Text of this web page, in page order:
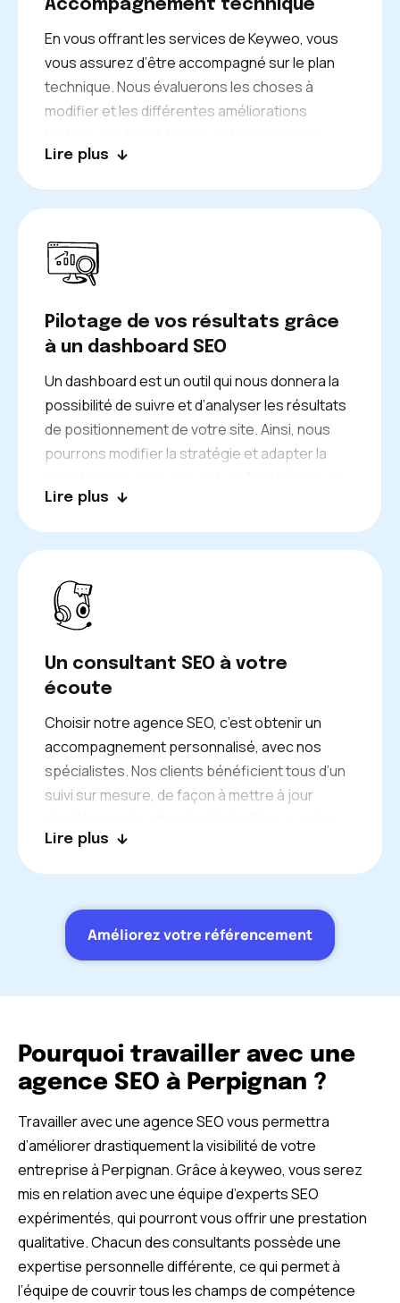
Accompagnement technique
En vous offrant les services de Keyweo, vous
vous assurez d’être accompagné sur le plan
technique. Nous évaluerons les choses à
modifier et les différentes améliorations
consultants SEO vous guideront pas à pas afin
site. Nous serons parfaitement transparents
pourrons les effectuer nous-même si cela
vous arrange. Le résultat de ces optimisations
le fonctionnement de votre site web.
Lire plus
Pilotage de vos résultats grâce
à un dashboard SEO
Un dashboard est un outil qui nous donnera la
possibilité de suivre et d’analyser les résultats
de positionnement de votre site. Ainsi, nous
pourrons modifier la stratégie et adapter la
de façon à ce que son référencement soit
par exemple, d’identifier les changements dans
lesquels se positionner. Notre équipe SEO
pourra ainsi créer et optimiser les pages du
la création du plan éditorial. Vous aurez
l’assurance d’être toujours en tête des
recherches Internet.
Lire plus
Un consultant SEO à votre
écoute
Choisir notre agence SEO, c’est obtenir un
accompagnement personnalisé, avec nos
spécialistes. Nos clients bénéficient tous d’un
suivi sur mesure, de façon à mettre à jour
référencement soit toujours optimisé. Nos
conseiller. Tant que vous serez notre client, la
réussite de votre entreprise à Perpignan sera
toujours notre priorité.
Lire plus
Améliorez votre référencement
Pourquoi travailler avec une
agence SEO à Perpignan ?
Travailler avec une agence SEO vous permettra
d’améliorer drastiquement la visibilité de votre
entreprise à Perpignan. Grâce à keyweo, vous serez
mis en relation avec une équipe d’experts SEO
expérimentés, qui pourront vous offrir une prestation
qualitative. Chacun des consultants possède une
expertise personnelle différente, ce qui permet à
l’équipe de couvrir tous les champs de compétence